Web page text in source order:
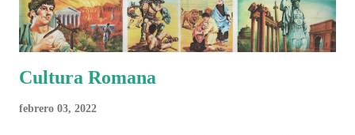
Cultura Romana
febrero 03, 2022